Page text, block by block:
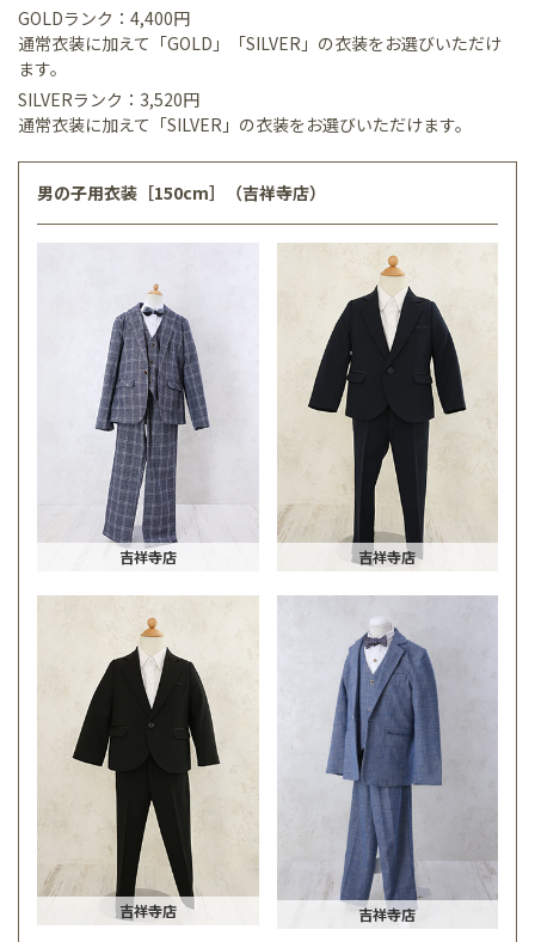
GOLDランク：4,400円
通常衣装に加えて「GOLD」「SILVER」の衣装をお選びいただけ
ます。
SILVERランク：3,520円
通常衣装に加えて「SILVER」の衣装をお選びいただけます。
男の子用衣装［150cm］（吉祥寺店）
吉祥寺店 吉祥寺店
吉祥寺店 吉祥寺店